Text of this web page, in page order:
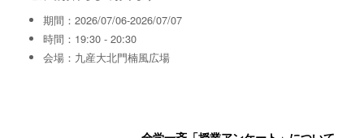
期間：2026/07/06-2026/07/07
時間：19:30 - 20:30
会場：九産大北門楠風広場